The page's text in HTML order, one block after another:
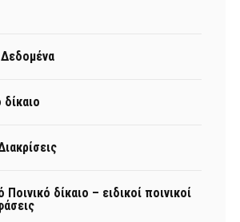
Ποινικό δίκαιο – ειδικοί ποινικοί